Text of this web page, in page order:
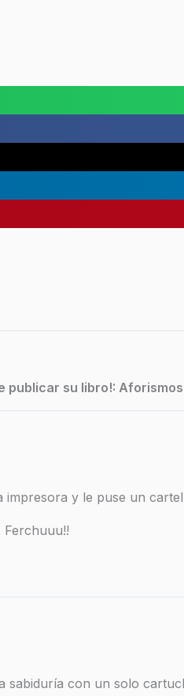
publicar su libro!:
y le puse un
Ferchuuu!!
sabiduría con un solo